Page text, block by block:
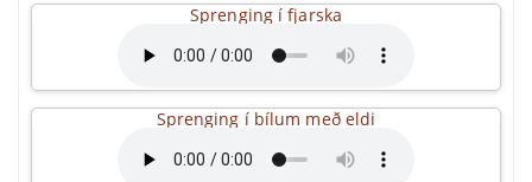
Sprenging í fjarska
Sprenging í bílum með eldi